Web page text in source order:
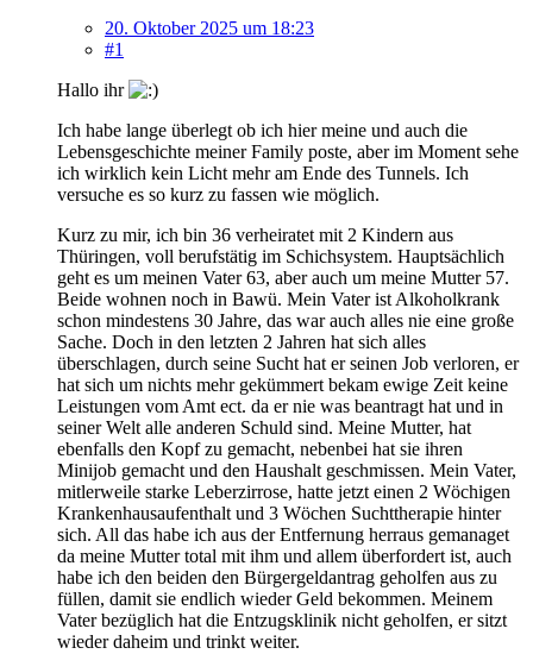
20. Oktober 2025 um 18:23
#1
Hallo ihr
Ich habe lange überlegt ob ich hier meine und auch die
Lebensgeschichte meiner Family poste, aber im Moment sehe
ich wirklich kein Licht mehr am Ende des Tunnels. Ich
versuche es so kurz zu fassen wie möglich.
Kurz zu mir, ich bin 36 verheiratet mit 2 Kindern aus
Thüringen, voll berufstätig im Schichsystem. Hauptsächlich
geht es um meinen Vater 63, aber auch um meine Mutter 57.
Beide wohnen noch in Bawü. Mein Vater ist Alkoholkrank
schon mindestens 30 Jahre, das war auch alles nie eine große
Sache. Doch in den letzten 2 Jahren hat sich alles
überschlagen, durch seine Sucht hat er seinen Job verloren, er
hat sich um nichts mehr gekümmert bekam ewige Zeit keine
Leistungen vom Amt ect. da er nie was beantragt hat und in
seiner Welt alle anderen Schuld sind. Meine Mutter, hat
ebenfalls den Kopf zu gemacht, nebenbei hat sie ihren
Minijob gemacht und den Haushalt geschmissen. Mein Vater,
mitlerweile starke Leberzirrose, hatte jetzt einen 2 Wöchigen
Krankenhausaufenthalt und 3 Wöchen Suchttherapie hinter
sich. All das habe ich aus der Entfernung herraus gemanaget
da meine Mutter total mit ihm und allem überfordert ist, auch
habe ich den beiden den Bürgergeldantrag geholfen aus zu
füllen, damit sie endlich wieder Geld bekommen. Meinem
Vater bezüglich hat die Entzugsklinik nicht geholfen, er sitzt
wieder daheim und trinkt weiter.